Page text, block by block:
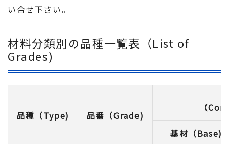
い合せ下さい。
材料分類別の品種一覧表（List of
Grades)
品種（Type) 品番（Grade)
（
基材（Base)